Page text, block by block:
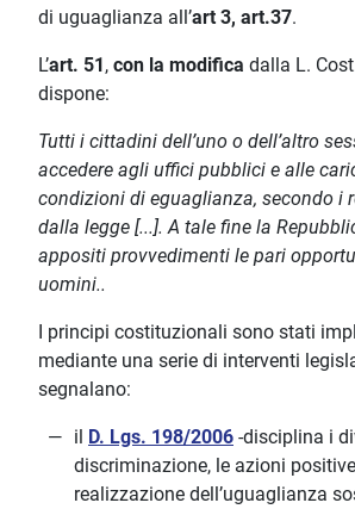
di uguaglianza all’art 3, art.37.
L’art. 51 , con la modifica dalla L.
dispone:
Tutti i cittadini dell’uno o dell’altro
accedere agli uffici pubblici e alle
condizioni di eguaglianza, secondo i
dalla legge [...]. A tale fine la
appositi provvedimenti le pari
uomini..
I principi costituzionali sono stati
mediante una serie di interventi
segnalano:
il D. Lgs. 198/2006 -disciplina i
discriminazione, le azioni
realizzazione dell’uguaglianza